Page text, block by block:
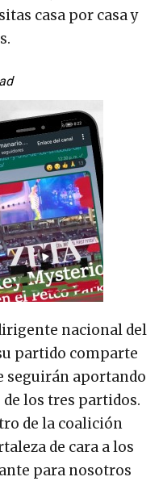
casa por casa y
nacional del
partido comparte
seguirán aportando
los tres partidos.
de la coalición
de cara a los
para nosotros